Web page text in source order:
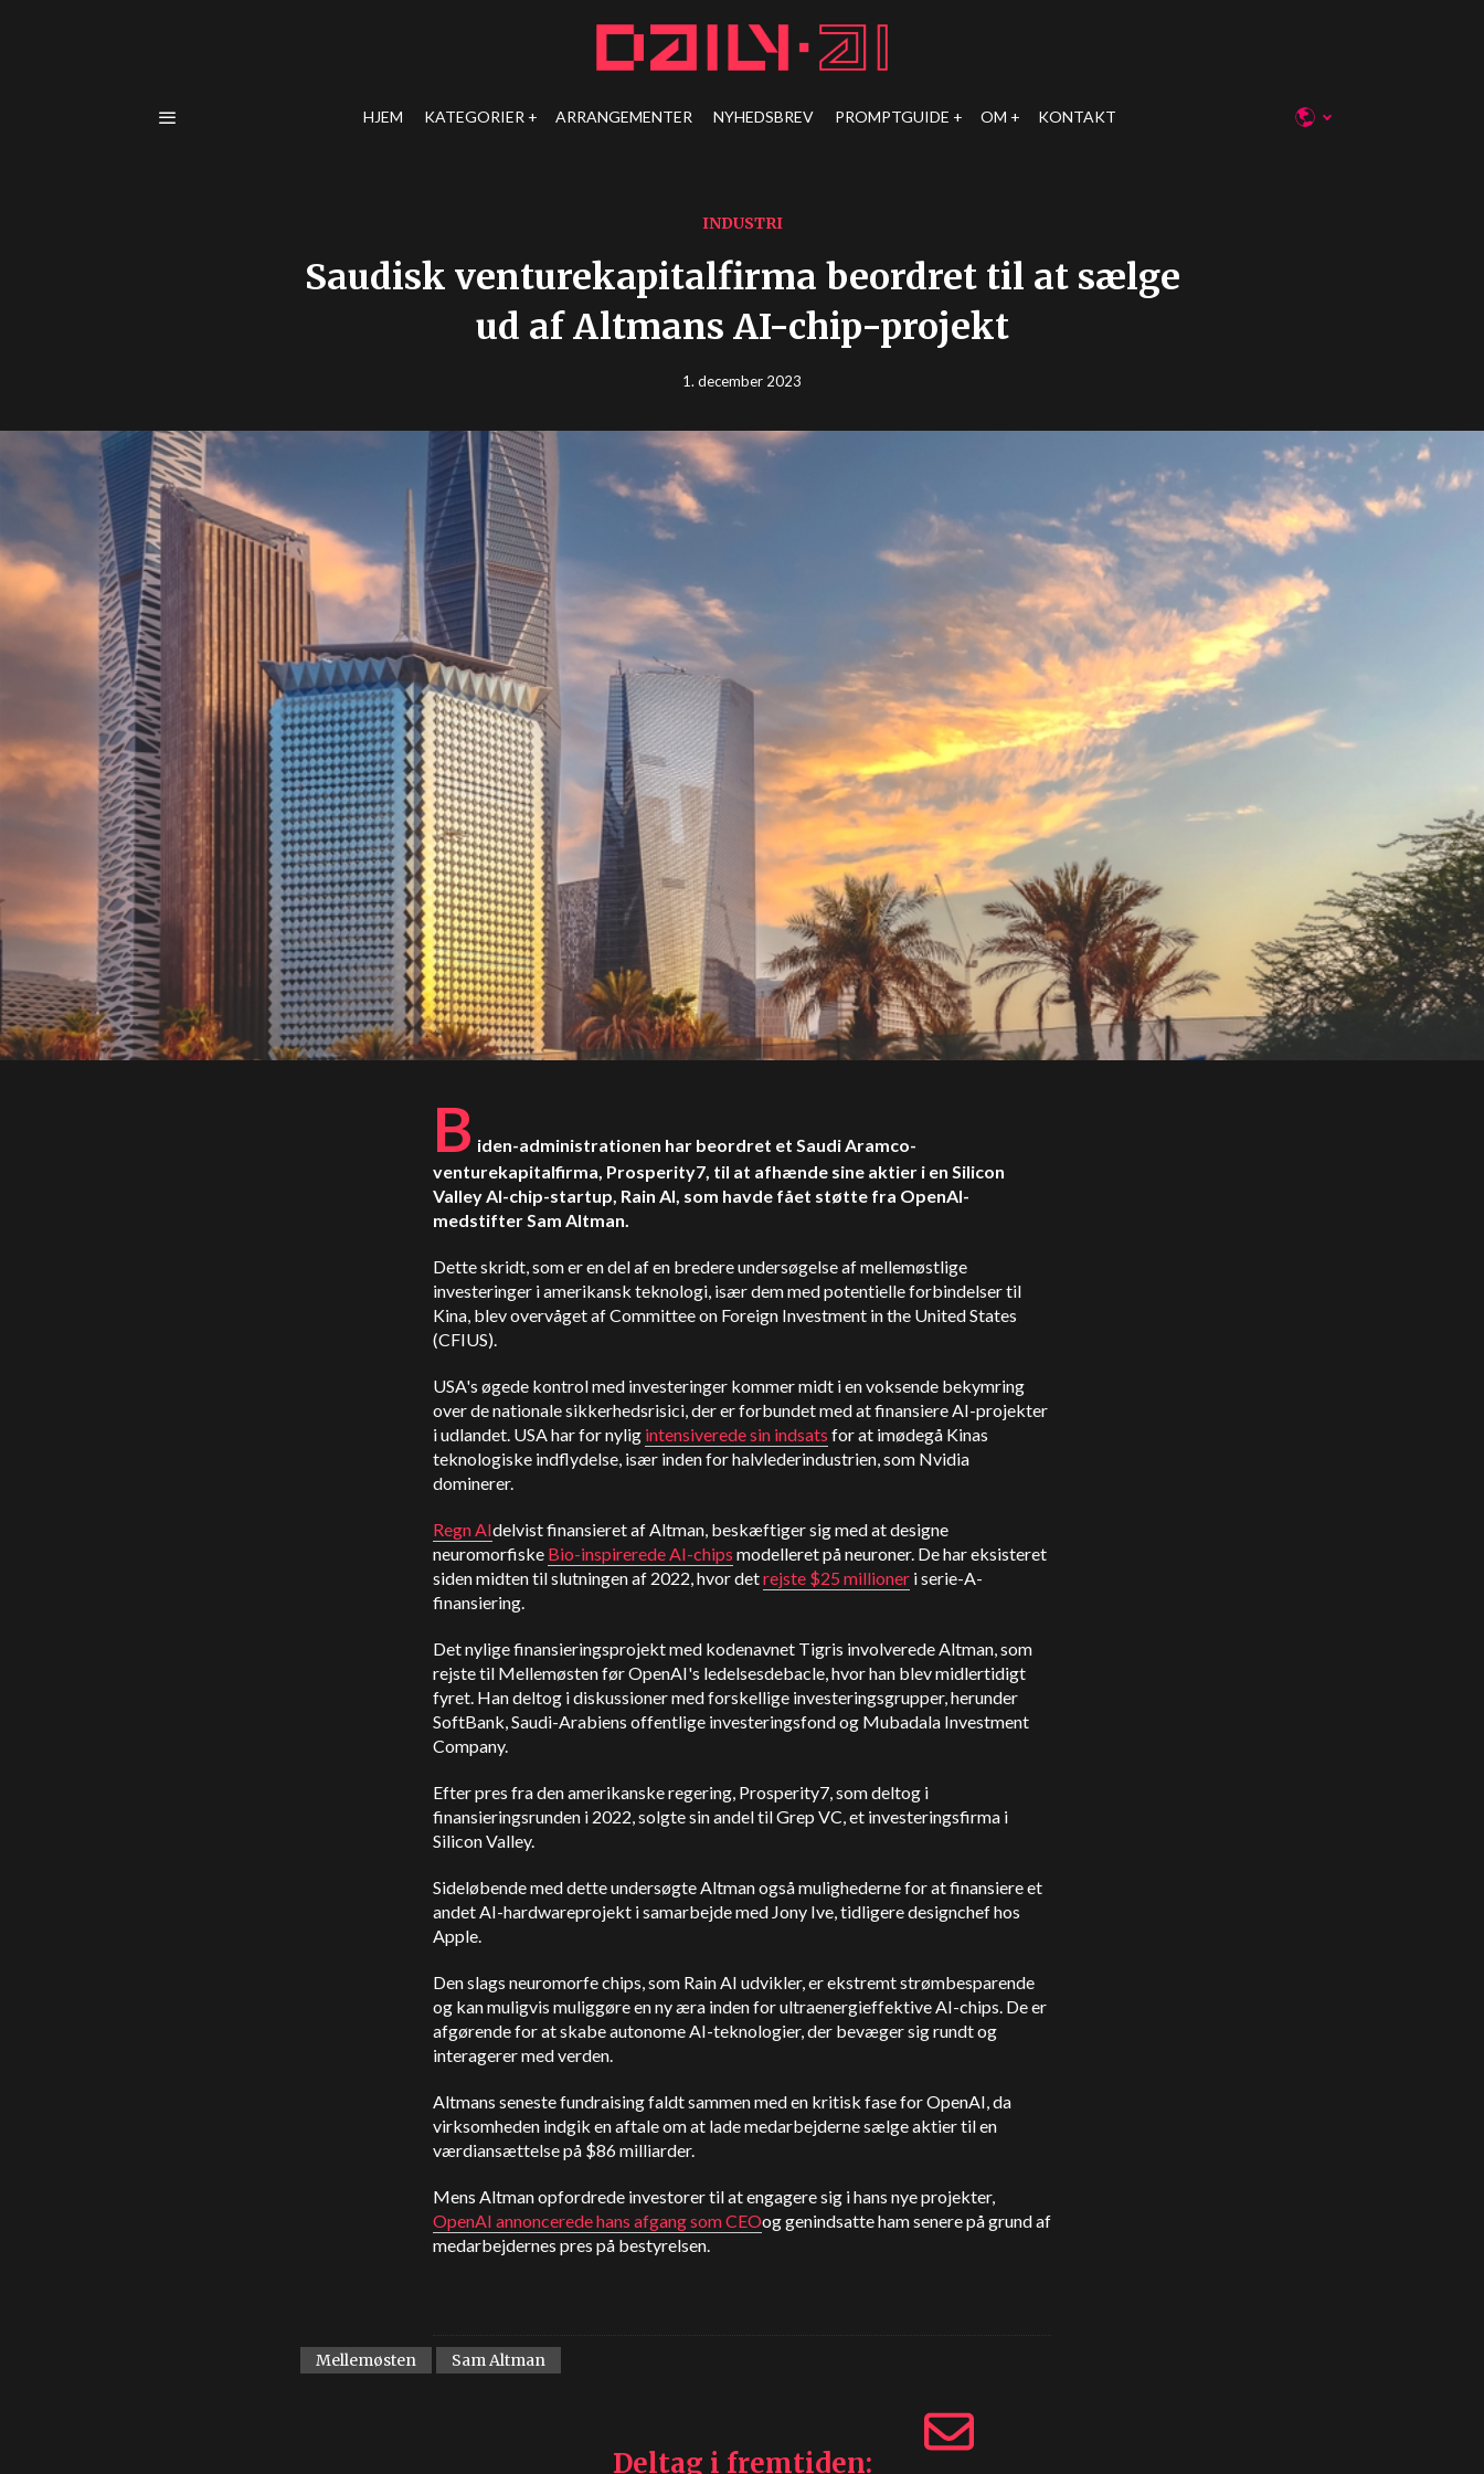
HJEM KATEGORIER ARRANGEMENTER NYHEDSBREV PROMPTGUIDE OM KONTAKT
INDUSTRI
Saudisk venturekapitalfirma beordret til at sælge
ud af Altmans AI-chip-projekt
1. december 2023
B iden-administrationen har beordret et Saudi Aramco-
venturekapitalfirma, Prosperity7, til at afhænde sine aktier i en Silicon
Valley AI-chip-startup, Rain AI, som havde fået støtte fra OpenAI-
medstifter Sam Altman.
Dette skridt, som er en del af en bredere undersøgelse af mellemøstlige
investeringer i amerikansk teknologi, især dem med potentielle forbindelser til
Kina, blev overvåget af Committee on Foreign Investment in the United States
(CFIUS).
USA's øgede kontrol med investeringer kommer midt i en voksende bekymring
over de nationale sikkerhedsrisici, der er forbundet med at finansiere AI-projekter
i udlandet. USA har for nylig intensiverede sin indsats for at imødegå Kinas
teknologiske indflydelse, især inden for halvlederindustrien, som Nvidia
dominerer.
Regn AIdelvist finansieret af Altman, beskæftiger sig med at designe
neuromorfiske Bio-inspirerede AI-chips modelleret på neuroner. De har eksisteret
siden midten til slutningen af 2022, hvor detrejste $25 millioner i serie-A-
finansiering.
Det nylige finansieringsprojekt med kodenavnet Tigris involverede Altman, som
rejste til Mellemøsten før OpenAI's ledelsesdebacle, hvor han blev midlertidigt
fyret. Han deltog i diskussioner med forskellige investeringsgrupper, herunder
SoftBank, Saudi-Arabiens offentlige investeringsfond og Mubadala Investment
Company.
Efter pres fra den amerikanske regering, Prosperity7, som deltog i
finansieringsrunden i 2022, solgte sin andel til Grep VC, et investeringsfirma i
Silicon Valley.
Sideløbende med dette undersøgte Altman også mulighederne for at finansiere et
andet AI-hardwareprojekt i samarbejde med Jony Ive, tidligere designchef hos
Apple.
Den slags neuromorfe chips, som Rain AI udvikler, er ekstremt strømbesparende
og kan muligvis muliggøre en ny æra inden for ultraenergieffektive AI-chips. De er
afgørende for at skabe autonome AI-teknologier, der bevæger sig rundt og
interagerer med verden.
Altmans seneste fundraising faldt sammen med en kritisk fase for OpenAI, da
virksomheden indgik en aftale om at lade medarbejderne sælge aktier til en
værdiansættelse på $86 milliarder.
Mens Altman opfordrede investorer til at engagere sig i hans nye projekter,
OpenAI annoncerede hans afgang som CEOog genindsatte ham senere på grund af
medarbejdernes pres på bestyrelsen.
Mellemøsten Sam Altman
Deltag i fremtiden